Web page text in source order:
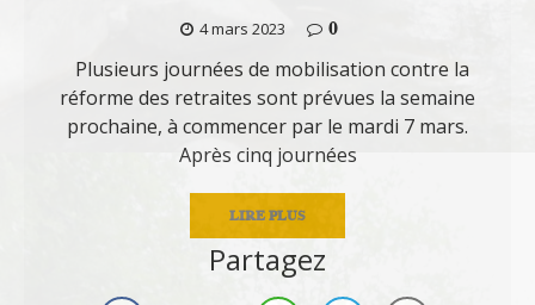
4 mars 2023
0
Plusieurs journées de mobilisation contre la
réforme des retraites sont prévues la semaine
prochaine, à commencer par le mardi 7 mars.
Après cinq journées
LIRE PLUS
Partagez